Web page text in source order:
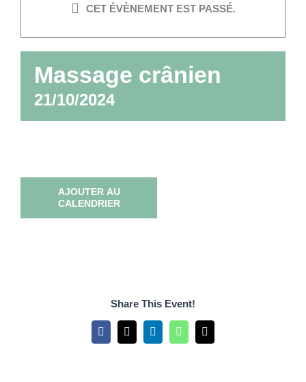
CET ÉVÈNEMENT EST PASSÉ.
Massage crânien
21/10/2024
AJOUTER AU
CALENDRIER
Share This Event!
Facebook
X LinkedInWhatsApp
Email